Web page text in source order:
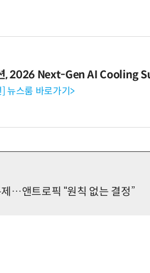
, 2026 Next-Gen AI Cooling
뉴스룸 바로가기>
…앤트로픽 “원칙 없는 결정”